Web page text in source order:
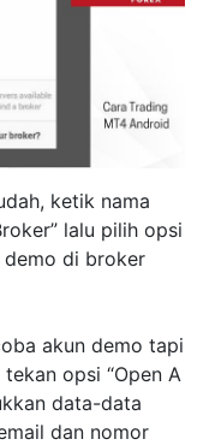
ketik nama
lalu pilih opsi
demo di broker
akun demo tapi
opsi “Open A
data-data
dan nomor